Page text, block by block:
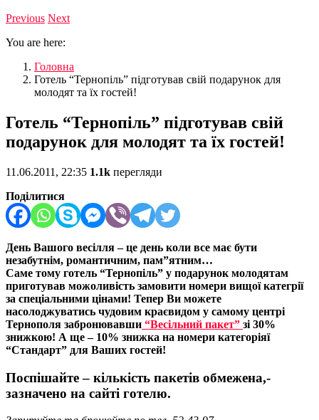
Previous Next
You are here:
Головна
Готель “Тернопіль” підготував свій подарунок для
молодят та їх гостей!
Готель “Тернопіль” підготував свій
подарунок для молодят та їх гостей!
11.06.2011, 22:35 1.1k перегляди
Поділитися
День Вашого весілля – це день коли все має бути
незабутнім, романтичним, пам”ятним…
Саме тому готель “Тернопіль” у подарунок молодятам
приготував можоливість замовити номери вищої категрії
за спеціальними цінами! Тепер Ви можете
насолоджуватись чудовим краєвидом у самому центрі
Тернополя забронювавши “Весільний пакет” зі 30%
знижкою! А ще – 10% знижка на номери категоріяї
“Стандарт” для Ваших гостей!
Поспішайте – кількість пакетів обмежена,-
зазначено на сайті готелю.